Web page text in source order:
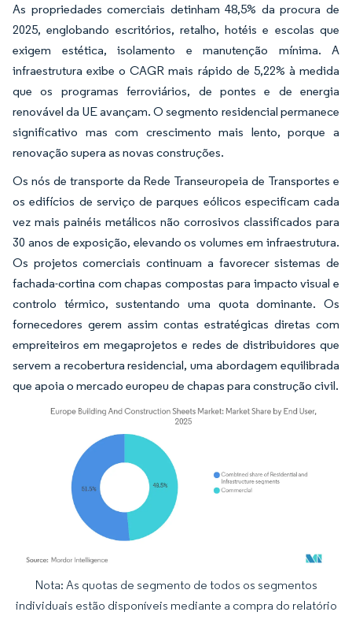
As propriedades comerciais detinham 48,5% da procura de
2025, englobando escritórios, retalho, hotéis e escolas que
exigem estética, isolamento e manutenção mínima. A
infraestrutura exibe o CAGR mais rápido de 5,22% à medida
que os programas ferroviários, de pontes e de energia
renovável da UE avançam. O segmento residencial permanece
significativo mas com crescimento mais lento, porque a
renovação supera as novas construções.
Os nós de transporte da Rede Transeuropeia de Transportes e
os edifícios de serviço de parques eólicos especificam cada
vez mais painéis metálicos não corrosivos classificados para
30 anos de exposição, elevando os volumes em infraestrutura.
Os projetos comerciais continuam a favorecer sistemas de
fachada-cortina com chapas compostas para impacto visual e
controlo térmico, sustentando uma quota dominante. Os
fornecedores gerem assim contas estratégicas diretas com
empreiteiros em megaprojetos e redes de distribuidores que
servem a recobertura residencial, uma abordagem equilibrada
que apoia o mercado europeu de chapas para construção civil.
Imagem © Mordor Intelligence. O reuso requer atribuição conforme CC BY 4.0.
Nota: As quotas de segmento de todos os segmentos
individuais estão disponíveis mediante a compra do relatório